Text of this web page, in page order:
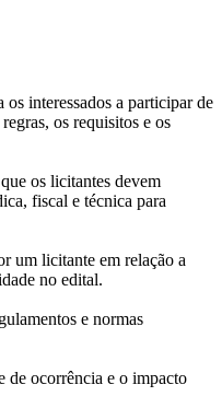
interessados a participar de
os requisitos e os
os licitantes devem
fiscal e técnica para
um licitante em relação a
no edital.
e normas
de ocorrência e o impacto